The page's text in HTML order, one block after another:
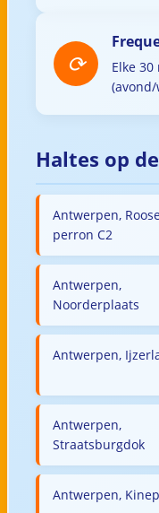
Elke
Haltes op
Antwerpen,
perron C2
Antwerpen,
Noorderplaats
Antwerpen,
Antwerpen,
Straatsburgdok
Antwerpen,